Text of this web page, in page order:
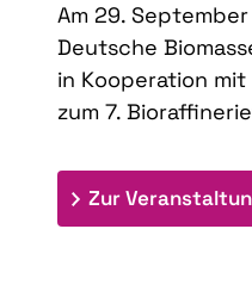
Am 29.
Deutsche
in Kooperation mit
zum 7.
Zur